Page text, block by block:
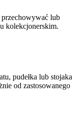
przechowywać lub
kolekcjonerskim.
pudełka lub stojaka
od zastosowanego